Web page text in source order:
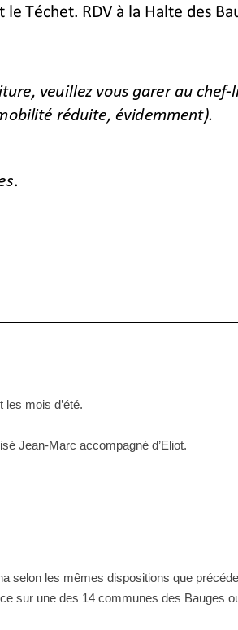
les mois d’été.
Jean-Marc accompagné d’Eliot.
selon les mêmes dispositions que
sur une des 14 communes des Bauges